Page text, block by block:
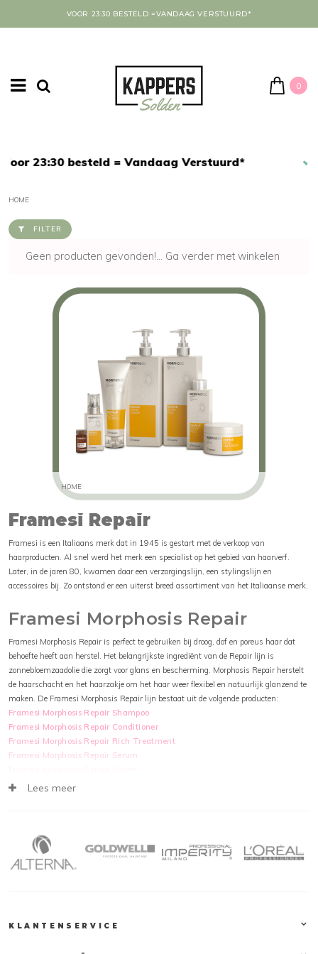
VOOR 23:30 BESTELD =VANDAAG VERSTUURD*
0
Afrekenen in een veilige omgeving
HOME
FILTER
Geen producten gevonden!... Ga verder met winkelen
HOME
Framesi Repair
Framesi is een Italiaans merk dat in 1945 is gestart met de verkoop van
haarproducten. Al snel werd het merk een specialist op het gebied van haarverf.
Later, in de jaren 80, kwamen daar een verzorgingslijn, een stylingslijn en
accessoires bij. Zo ontstond er een uiterst breed assortiment van het Italiaanse merk.
Framesi Morphosis Repair
Framesi Morphosis Repair is perfect te gebruiken bij droog, dof en poreus haar dat
behoefte heeft aan herstel. Het belangrijkste ingrediënt van de Repair lijn is
zonnebloemzaadolie die zorgt voor glans en bescherming. Morphosis Repair herstelt
de haarschacht en het haarzakje om het haar weer flexibel en natuurlijk glanzend te
maken. De Framesi Morphosis Repair lijn bestaat uit de volgende producten:
Framesi Morphosis Repair Shampoo
Framesi Morphosis Repair Conditioner
Framesi Morphosis Repair Rich Treatment
Framesi Morphosis Repair Serum
haar en de hoofdhuid op sublieme wijze. Door ook de hoofdhuid te herstellen, wordt
de basis van het haar hersteld en zal het haar steeds sterker worden. Framesi
Morphosis Repair Shampoo versterkt en herstelt de haarschubben. Daarnaast wordt
De verzorgende conditioner is ideaal om de haren te verzorgen na een chemische
Lees meer
KLANTENSERVICE